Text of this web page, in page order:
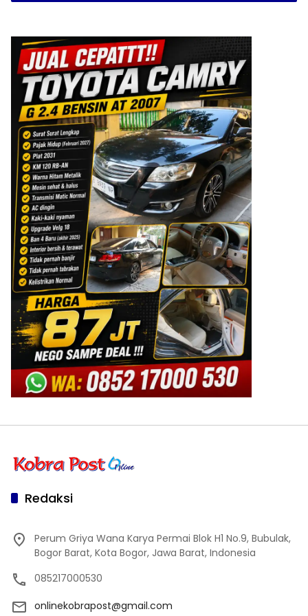
Redaksi
Perum Griya Wana Karya Permai Blok H1 No.9, Bubulak,
Bogor Barat, Kota Bogor, Jawa Barat, Indonesia
085217000530
onlinekobrapost@gmail.com